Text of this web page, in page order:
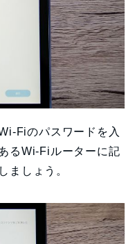
Fiのパスワードを入
るWi-Fiルーターに記
ましょう。